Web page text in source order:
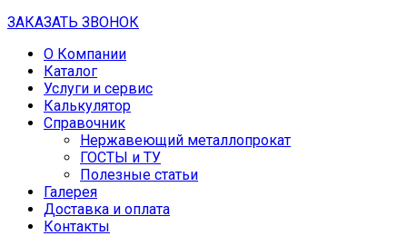
ЗАКАЗАТЬ ЗВОНОК
О Компании
Каталог
Услуги и сервис
Калькулятор
Справочник
Нержавеющий металлопрокат
ГОСТЫ и ТУ
Полезные статьи
Галерея
Доставка и оплата
Контакты